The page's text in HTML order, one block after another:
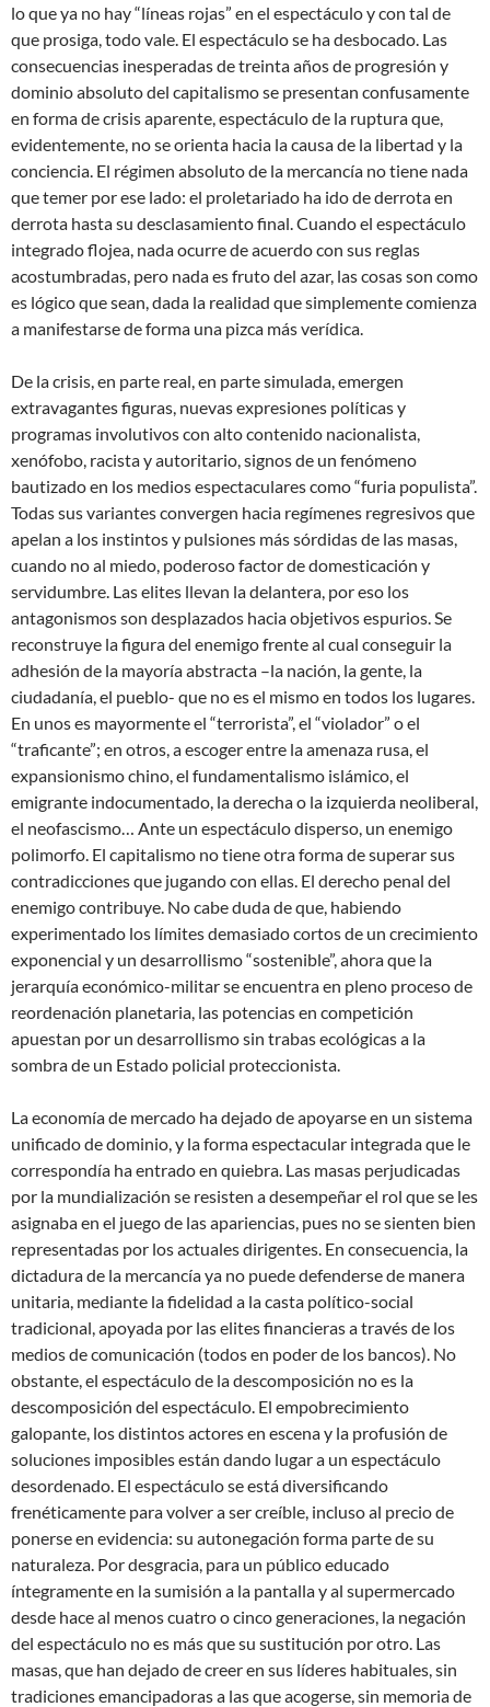
lo que ya no hay “líneas rojas” en el espectáculo y con tal de
que prosiga, todo vale. El espectáculo se ha desbocado. Las
consecuencias inesperadas de treinta años de progresión y
dominio absoluto del capitalismo se presentan confusamente
en forma de crisis aparente, espectáculo de la ruptura que,
evidentemente, no se orienta hacia la causa de la libertad y la
conciencia. El régimen absoluto de la mercancía no tiene nada
que temer por ese lado: el proletariado ha ido de derrota en
derrota hasta su desclasamiento final. Cuando el espectáculo
integrado flojea, nada ocurre de acuerdo con sus reglas
acostumbradas, pero nada es fruto del azar, las cosas son como
es lógico que sean, dada la realidad que simplemente comienza
a manifestarse de forma una pizca más verídica.
De la crisis, en parte real, en parte simulada, emergen
extravagantes figuras, nuevas expresiones políticas y
programas involutivos con alto contenido nacionalista,
xenófobo, racista y autoritario, signos de un fenómeno
bautizado en los medios espectaculares como “furia populista”.
Todas sus variantes convergen hacia regímenes regresivos que
apelan a los instintos y pulsiones más sórdidas de las masas,
cuando no al miedo, poderoso factor de domesticación y
servidumbre. Las elites llevan la delantera, por eso los
antagonismos son desplazados hacia objetivos espurios. Se
reconstruye la figura del enemigo frente al cual conseguir la
adhesión de la mayoría abstracta –la nación, la gente, la
ciudadanía, el pueblo- que no es el mismo en todos los lugares.
En unos es mayormente el “terrorista”, el “violador” o el
“traficante”; en otros, a escoger entre la amenaza rusa, el
expansionismo chino, el fundamentalismo islámico, el
emigrante indocumentado, la derecha o la izquierda neoliberal,
el neofascismo… Ante un espectáculo disperso, un enemigo
polimorfo. El capitalismo no tiene otra forma de superar sus
contradicciones que jugando con ellas. El derecho penal del
enemigo contribuye. No cabe duda de que, habiendo
experimentado los límites demasiado cortos de un crecimiento
exponencial y un desarrollismo “sostenible”, ahora que la
jerarquía económico-militar se encuentra en pleno proceso de
reordenación planetaria, las potencias en competición
apuestan por un desarrollismo sin trabas ecológicas a la
sombra de un Estado policial proteccionista.
La economía de mercado ha dejado de apoyarse en un sistema
unificado de dominio, y la forma espectacular integrada que le
correspondía ha entrado en quiebra. Las masas perjudicadas
por la mundialización se resisten a desempeñar el rol que se les
asignaba en el juego de las apariencias, pues no se sienten bien
representadas por los actuales dirigentes. En consecuencia, la
dictadura de la mercancía ya no puede defenderse de manera
unitaria, mediante la fidelidad a la casta político-social
tradicional, apoyada por las elites financieras a través de los
medios de comunicación (todos en poder de los bancos). No
obstante, el espectáculo de la descomposición no es la
descomposición del espectáculo. El empobrecimiento
galopante, los distintos actores en escena y la profusión de
soluciones imposibles están dando lugar a un espectáculo
desordenado. El espectáculo se está diversificando
frenéticamente para volver a ser creíble, incluso al precio de
ponerse en evidencia: su autonegación forma parte de su
naturaleza. Por desgracia, para un público educado
íntegramente en la sumisión a la pantalla y al supermercado
desde hace al menos cuatro o cinco generaciones, la negación
del espectáculo no es más que su sustitución por otro. Las
masas, que han dejado de creer en sus líderes habituales, sin
tradiciones emancipadoras a las que acogerse, sin memoria de